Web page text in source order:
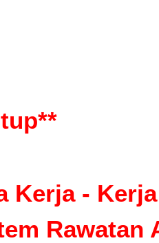
**
Kerja -
Rawatan